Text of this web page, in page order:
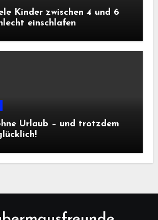
Kinder zwischen 4 und 6
einschlafen
Urlaub – und trotzdem